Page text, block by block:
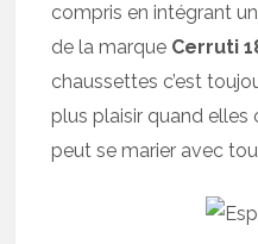
compris en intégrant
de la marque Cerruti
chaussettes c’est
plus plaisir quand elles
peut se marier avec